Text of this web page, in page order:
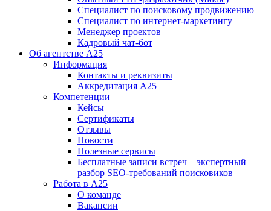
Специалист по поисковому продвижению
Специалист по интернет-маркетингу
Менеджер проектов
Кадровый чат-бот
Об агентстве А25
Информация
Контакты и реквизиты
Аккредитация А25
Компетенции
Кейсы
Сертификаты
Отзывы
Новости
Полезные сервисы
Бесплатные записи встреч – экспертный
разбор SEO-требований поисковиков
Работа в А25
О команде
Вакансии